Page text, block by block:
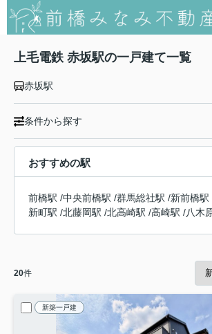
上毛電鉄 赤坂駅の一戸建て一覧
赤坂駅
条件から探す
おすすめの駅
前橋駅 /中央前橋駅 /群馬総社駅 /新前橋駅
新町駅 /北藤岡駅 /北高崎駅 /高崎駅 /八木
20件
新築一戸建